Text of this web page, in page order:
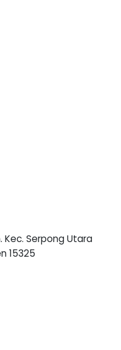
Kec. Serpong Utara
15325